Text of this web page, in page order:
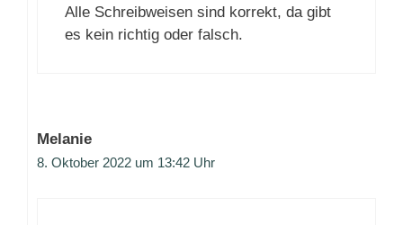
Alle Schreibweisen sind korrekt, da gibt
es kein richtig oder falsch.
Melanie
8. Oktober 2022 um 13:42 Uhr